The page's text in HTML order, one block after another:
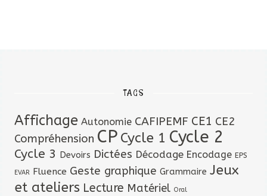
TAGS
Affichage Autonomie CAFIPEMF CE1 CE2
Compréhension CP Cycle 1 Cycle 2
Cycle 3 Devoirs Dictées Décodage Encodage EPS
EVAR Fluence Geste graphique Grammaire Jeux
et ateliers Lecture Matériel Oral